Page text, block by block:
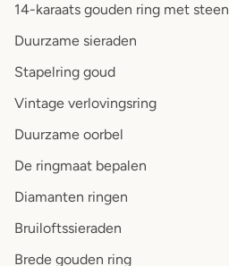
14-karaats gouden ring met steen
Duurzame sieraden
Stapelring goud
Vintage verlovingsring
Duurzame oorbel
De ringmaat bepalen
Diamanten ringen
Bruiloftssieraden
Brede gouden ring